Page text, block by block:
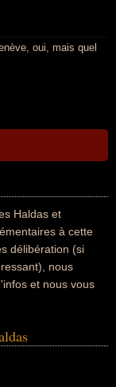
oui, mais quel
Haldas et
à cette
délibération (si
nous
et nous vous